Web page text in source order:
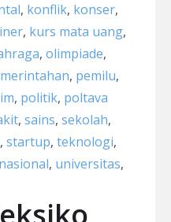
, konflik, konser,
, kurs mata uang,
, olimpiade,
, pemilu,
, politik, poltava
, sains, sekolah,
, startup, teknologi,
, universitas,